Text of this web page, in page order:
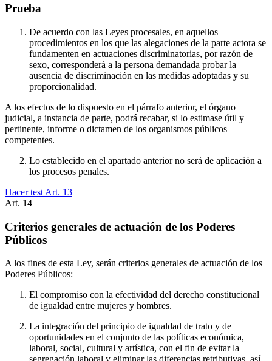
Prueba
De acuerdo con las Leyes procesales, en aquellos
procedimientos en los que las alegaciones de la parte actora se
fundamenten en actuaciones discriminatorias, por razón de
sexo, corresponderá a la persona demandada probar la
ausencia de discriminación en las medidas adoptadas y su
proporcionalidad.
A los efectos de lo dispuesto en el párrafo anterior, el órgano
judicial, a instancia de parte, podrá recabar, si lo estimase útil y
pertinente, informe o dictamen de los organismos públicos
competentes.
Lo establecido en el apartado anterior no será de aplicación a
los procesos penales.
Hacer test Art. 13
Art. 14
Criterios generales de actuación de los Poderes
Públicos
A los fines de esta Ley, serán criterios generales de actuación de los
Poderes Públicos:
El compromiso con la efectividad del derecho constitucional
de igualdad entre mujeres y hombres.
La integración del principio de igualdad de trato y de
oportunidades en el conjunto de las políticas económica,
laboral, social, cultural y artística, con el fin de evitar la